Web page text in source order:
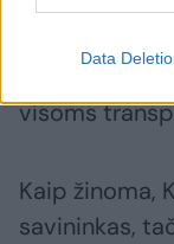
Data
Vienu metu
visoms
Kaip žinoma,
savininkas,